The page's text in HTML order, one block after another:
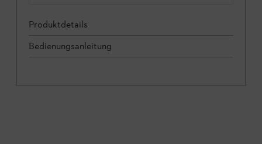
Produktdetails
Bedienungsanleitung